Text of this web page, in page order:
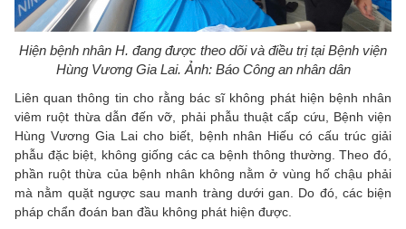
Hiện bệnh nhân H. đang được theo dõi và điều trị tại Bệnh viện
Hùng Vương Gia Lai. Ảnh: Báo Công an nhân dân
Liên quan thông tin cho rằng bác sĩ không phát hiện bệnh nhân
viêm ruột thừa dẫn đến vỡ, phải phẫu thuật cấp cứu, Bệnh viện
Hùng Vương Gia Lai cho biết, bệnh nhân Hiếu có cấu trúc giải
phẫu đặc biệt, không giống các ca bệnh thông thường. Theo đó,
phần ruột thừa của bệnh nhân không nằm ở vùng hố chậu phải
mà nằm quặt ngược sau manh tràng dưới gan. Do đó, các biện
pháp chẩn đoán ban đầu không phát hiện được.